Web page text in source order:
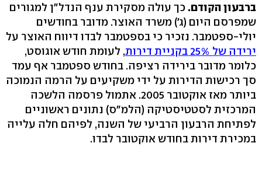
ברבעון הקודם. כך עולה מסקירת ענף הנדל"ן למגורים
שמפרסם היום (ג') משרד האוצר. מדובר בחודשים
יולי-ספטמבר. נזכיר כי בספטמבר לבדו דיווח האוצר על
ירידה של 25% בקניית דירות
, לעומת חודש אוגוסט,
כלומר מדובר בירידה רציפה. בחודש ספטמבר אף עמד
סך רכישות הדירות על ידי משקיעים על הרמה הנמוכה
ביותר מאז אוקטובר 2005. אתמול פרסמה הלשכה
המרכזית לסטטיסטיקה (הלמ"ס) נתונים ראשוניים
לפתיחת הרבעון הרביעי של השנה, לפיהם חלה עלייה
במכירת דירות בחודש אוקטובר לבדו.